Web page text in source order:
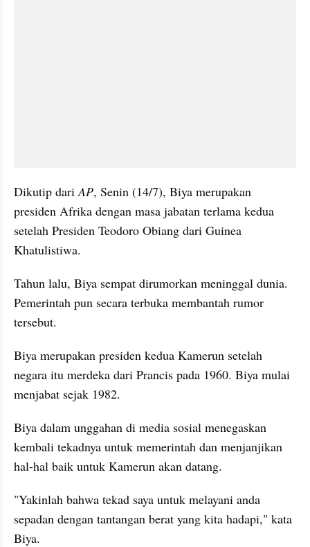
Dikutip dari AP, Senin (14/7), Biya merupakan
presiden Afrika dengan masa jabatan terlama kedua
setelah Presiden Teodoro Obiang dari Guinea
Khatulistiwa.
Tahun lalu, Biya sempat dirumorkan meninggal dunia.
Pemerintah pun secara terbuka membantah rumor
tersebut.
Biya merupakan presiden kedua Kamerun setelah
negara itu merdeka dari Prancis pada 1960. Biya mulai
menjabat sejak 1982.
Biya dalam unggahan di media sosial menegaskan
kembali tekadnya untuk memerintah dan menjanjikan
hal-hal baik untuk Kamerun akan datang.
"Yakinlah bahwa tekad saya untuk melayani anda
sepadan dengan tantangan berat yang kita hadapi," kata
Biya.